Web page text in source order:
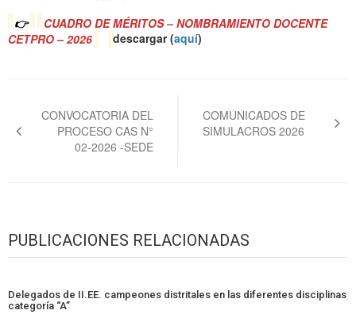
👉
CUADRO DE MÉRITOS – NOMBRAMIENTO DOCENTE
CETPRO – 2026
descargar (aquí)
entradas
CONVOCATORIA DEL
PROCESO CAS N°
02-2026 -SEDE
COMUNICADOS DE
SIMULACROS 2026
PUBLICACIONES RELACIONADAS
Delegados de II.EE. campeones distritales en las diferentes disciplinas
categoría “A”